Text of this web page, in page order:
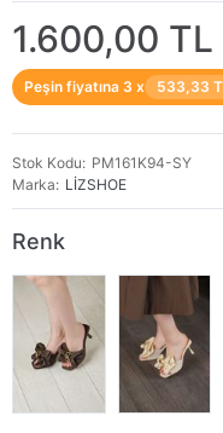
1.600,00 TL
Peşin fiyatına 3 x 533,33
Stok Kodu
PM161K94-SY
Marka
LİZSHOE
Renk